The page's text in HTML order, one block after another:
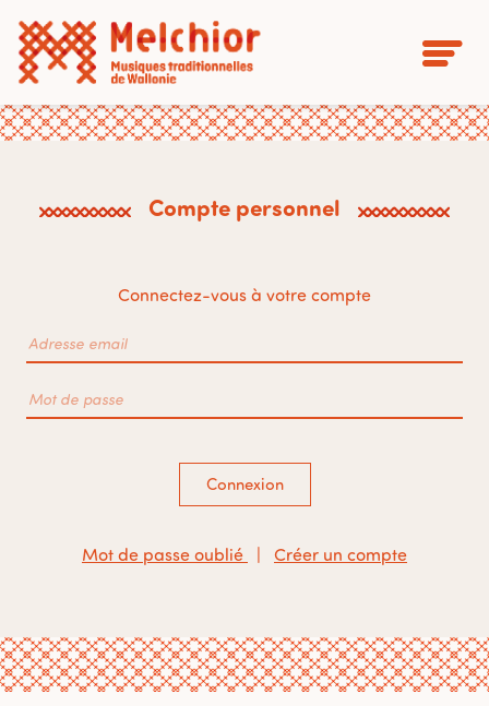
Compte personnel
Connectez-vous à votre compte
Connexion
Mot de passe oublié Créer un compte